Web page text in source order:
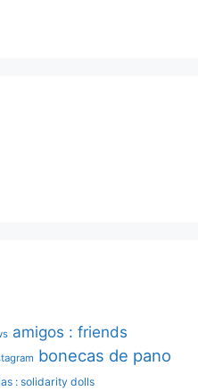
amigos : friends
bonecas de pano
: solidarity dolls